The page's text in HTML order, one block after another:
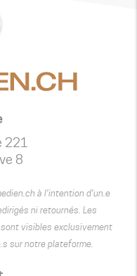
221
8
à l’intention d’un.e
ni retournés. Les
visibles exclusivement
sur notre plateforme.